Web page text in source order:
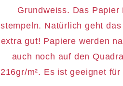
Grundweiss. Das
stempeln. Natürlich geht
extra gut! Papiere werden
auch noch auf den
216gr/m². Es ist geeignet